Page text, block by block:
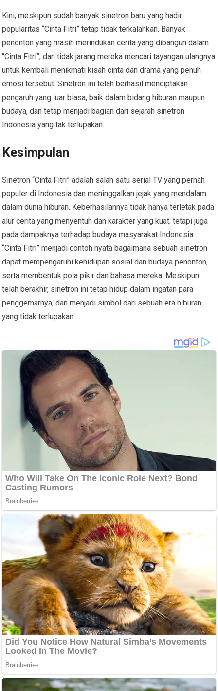
Kini, meskipun sudah banyak sinetron baru yang hadir,
popularitas “Cinta Fitri” tetap tidak terkalahkan. Banyak
penonton yang masih merindukan cerita yang dibangun dalam
“Cinta Fitri”, dan tidak jarang mereka mencari tayangan ulangnya
untuk kembali menikmati kisah cinta dan drama yang penuh
emosi tersebut. Sinetron ini telah berhasil menciptakan
pengaruh yang luar biasa, baik dalam bidang hiburan maupun
budaya, dan tetap menjadi bagian dari sejarah sinetron
Indonesia yang tak terlupakan.
Kesimpulan
Sinetron “Cinta Fitri” adalah salah satu serial TV yang pernah
populer di Indonesia dan meninggalkan jejak yang mendalam
dalam dunia hiburan. Keberhasilannya tidak hanya terletak pada
alur cerita yang menyentuh dan karakter yang kuat, tetapi juga
pada dampaknya terhadap budaya masyarakat Indonesia.
“Cinta Fitri” menjadi contoh nyata bagaimana sebuah sinetron
dapat mempengaruhi kehidupan sosial dan budaya penonton,
serta membentuk pola pikir dan bahasa mereka. Meskipun
telah berakhir, sinetron ini tetap hidup dalam ingatan para
penggemarnya, dan menjadi simbol dari sebuah era hiburan
yang tidak terlupakan.